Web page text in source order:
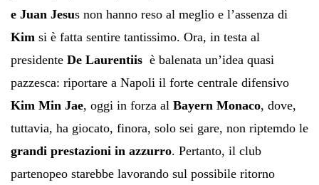
e Juan Jesus non hanno reso al meglio e l’assenza di
Kim si è fatta sentire tantissimo. Ora, in testa al
presidente De Laurentiis è balenata un’idea quasi
pazzesca: riportare a Napoli il forte centrale difensivo
Kim Min Jae, oggi in forza al Bayern Monaco, dove,
tuttavia, ha giocato, finora, solo sei gare, non riptemdo le
grandi prestazioni in azzurro. Pertanto, il club
partenopeo starebbe lavorando sul possibile ritorno